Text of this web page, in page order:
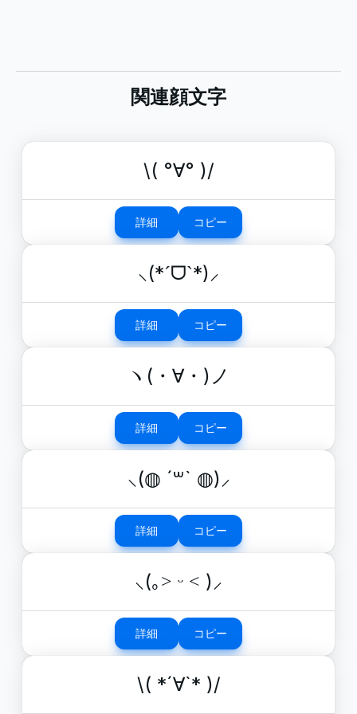
関連顔文字
\( °∀° )/
詳細 コピー
⸜(*ˊᗜˋ*)⸝
詳細 コピー
ヽ(・∀・)ノ
詳細 コピー
⸜(◍ ´꒳` ◍)⸝
詳細 コピー
⸜(｡˃ ᵕ ˂ )⸝
詳細 コピー
\( *´∀`* )/